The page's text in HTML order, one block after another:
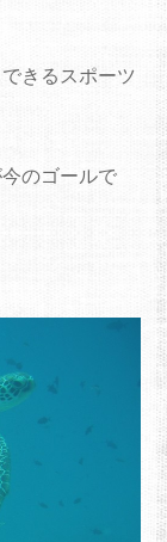
きるスポーツ
のゴールで